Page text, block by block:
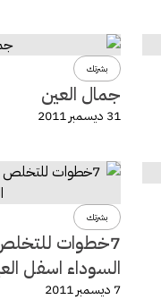
بشرتك
جمال العين
31 ديسمبر 2011
بشرتك
7خطوات
السوداء اسفل
7 ديسمبر 2011